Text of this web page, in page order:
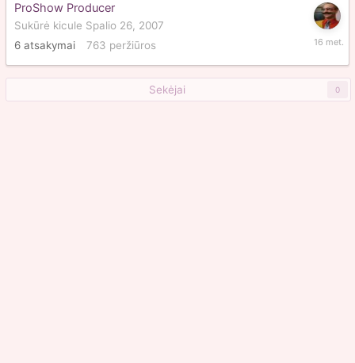
ProShow Producer
Sukūrė kicule Spalio 26, 2007
6 atsakymai 763 peržiūros
Spalio
2009
Sekėjai
0